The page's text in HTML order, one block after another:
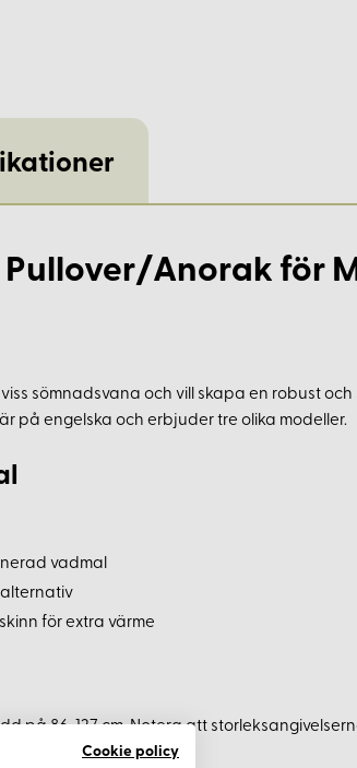
Anorak för
sömnadsvana och vill skapa en robust och
på engelska och erbjuder tre olika modeller.
vadmal
för extra värme
på 86-127 cm. Notera att
en internetsökning.
Cookie policy